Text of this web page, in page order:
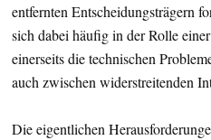
entfernten Entscheidungsträgern
sich dabei häufig in der Rolle
einerseits die technischen
auch zwischen widerstreitenden
Die eigentlichen